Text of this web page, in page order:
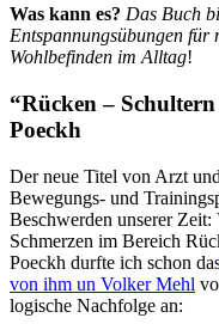
Was kann es? Das Buch
Entspannungsübungen für
Wohlbefinden im Alltag!
“Rücken –
Poeckh
Der neue Titel von Arzt
Bewegungs- und
Beschwerden unserer
Schmerzen im Bereich
Poeckh durfte ich schon
von ihm un Volker Mehl
logische Nachfolge an: